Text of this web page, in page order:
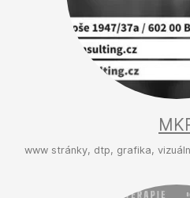
www stránky, dtp, grafika,